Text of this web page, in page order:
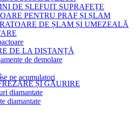
DE ȘLEFUIT SUPRAFEȚE
PENTRU PRAF ȘI ȘLAM
DE ȘLAM ȘI UMEZEALĂ
DE LA DISTANȚĂ
de demolare
pe acumulatori
ȘI GĂURIRE
diamantate
diamantate